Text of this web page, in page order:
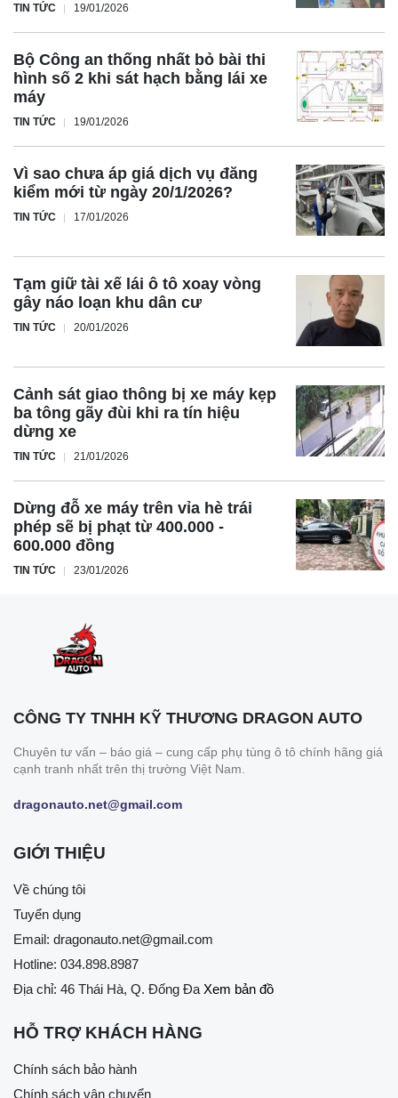
TIN TỨC 19/01/2026
Bộ Công an thống nhất bỏ bài thi
hình số 2 khi sát hạch bằng lái xe
máy
TIN TỨC 19/01/2026
Vì sao chưa áp giá dịch vụ đăng
kiểm mới từ ngày 20/1/2026?
TIN TỨC 17/01/2026
Tạm giữ tài xế lái ô tô xoay vòng
gây náo loạn khu dân cư
TIN TỨC 20/01/2026
Cảnh sát giao thông bị xe máy kẹp
ba tông gãy đùi khi ra tín hiệu
dừng xe
TIN TỨC 21/01/2026
Dừng đỗ xe máy trên vỉa hè trái
phép sẽ bị phạt từ 400.000 -
600.000 đồng
TIN TỨC 23/01/2026
CÔNG TY TNHH KỸ THƯƠNG DRAGON AUTO
Chuyên tư vấn – báo giá – cung cấp phụ tùng ô tô chính hãng giá
cạnh tranh nhất trên thị trường Việt Nam.
dragonauto.net@gmail.com
GIỚI THIỆU
Về chúng tôi
Tuyển dụng
Email: dragonauto.net@gmail.com
Hotline: 034.898.8987
Địa chỉ: 46 Thái Hà, Q. Đống Đa Xem bản đồ
HỖ TRỢ KHÁCH HÀNG
Chính sách bảo hành
Chính sách vận chuyển